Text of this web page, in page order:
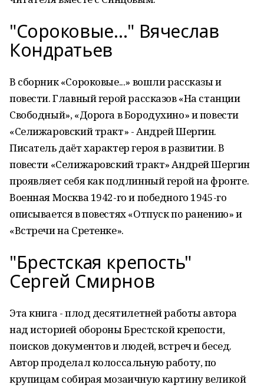
"Сороковые…" Вячеслав
Кондратьев
В сборник «Сороковые...» вошли рассказы и
повести. Главный герой рассказов «На станции
Свободный», «Дорога в Бородухино» и повести
«Селижаровский тракт» - Андрей Шергин.
Писатель даёт характер героя в развитии. В
повести «Селижаровский тракт» Андрей Шергин
проявляет себя как подлинный герой на фронте.
Военная Москва 1942-го и победного 1945-го
описывается в повестях«Отпуск по ранению» и
«Встречи на Сретенке».
"Брестская крепость"
Сергей Смирнов
Эта книга - плод десятилетней работы автора
над историей обороны Брестской крепости,
поисков документов и людей, встреч и бесед.
Автор проделал колоссальную работу, по
крупицам собирая мозаичную картину великой